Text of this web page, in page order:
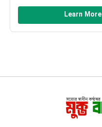
Learn More